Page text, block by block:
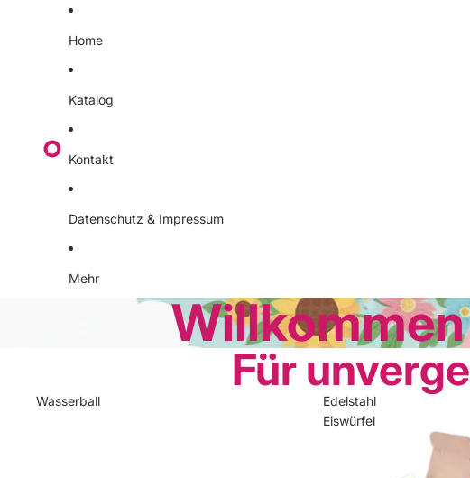
Home
Katalog
Kontakt
Datenschutz & Impressum
Mehr
Für
Wasserball
Edelstahl
Eiswürfel